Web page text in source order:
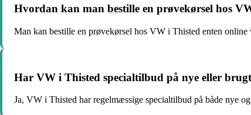
Hvordan kan man bestille en prøvekørsel hos
Man kan bestille en prøvekørsel hos VW i Thisted enten
Har VW i Thisted specialtilbud på nye eller
Ja, VW i Thisted har regelmæssige specialtilbud på både nye